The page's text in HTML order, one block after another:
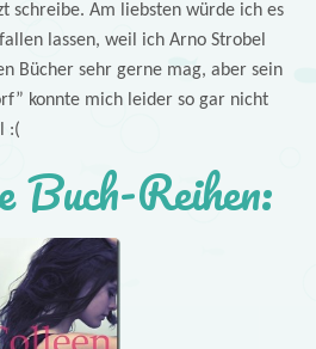
schreibe. Am liebsten würde ich es
lassen, weil ich Arno Strobel
Bücher sehr gerne mag, aber sein
konnte mich leider so gar nicht
:(
Buch-Reihen: